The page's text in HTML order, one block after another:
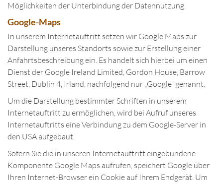
Möglichkeiten der Unterbindung der Datennutzung.
Google-Maps
In unserem Internetauftritt setzen wir Google Maps zur
Darstellung unseres Standorts sowie zur Erstellung einer
Anfahrtsbeschreibung ein. Es handelt sich hierbei um einen
Dienst der Google Ireland Limited, Gordon House, Barrow
Street, Dublin 4, Irland, nachfolgend nur „Google“ genannt.
Um die Darstellung bestimmter Schriften in unserem
Internetauftritt zu ermöglichen, wird bei Aufruf unseres
Internetauftritts eine Verbindung zu dem Google-Server in
den USA aufgebaut.
Sofern Sie die in unseren Internetauftritt eingebundene
Komponente Google Maps aufrufen, speichert Google über
Ihren Internet-Browser ein Cookie auf Ihrem Endgerät. Um